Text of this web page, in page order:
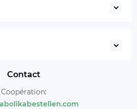
Contact
Coopération: